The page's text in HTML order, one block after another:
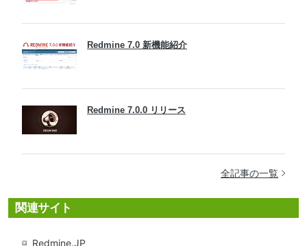
Redmine 7.0 新機能紹介
Redmine 7.0.0 リリース
全記事の一覧
関連サイト
Redmine.JP